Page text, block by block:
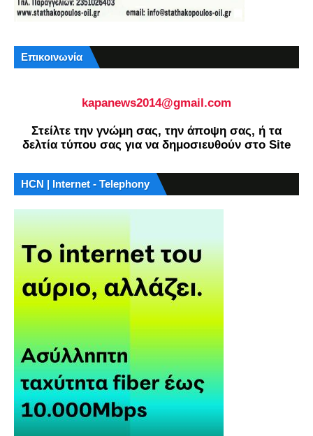
Επικοινωνία
kapanews2014@gmail.com
Στείλτε την γνώμη σας, την άποψη σας, ή τα
δελτία τύπου σας για να δημοσιευθούν στο Site
HCN | Internet - Telephony